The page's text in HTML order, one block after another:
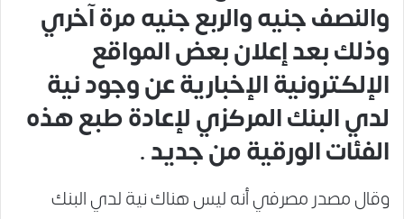
والنصف جنيه والربع جنيه مرة آخري
وذلك بعد إعلان بعض المواقع
الإلكترونية الإخبارية عن وجود نية
لدي البنك المركزي لإعادة طبع هذه
الفئات الورقية من جديد .
وقال مصدر مصرفي أنه ليس هناك نية لدي البنك